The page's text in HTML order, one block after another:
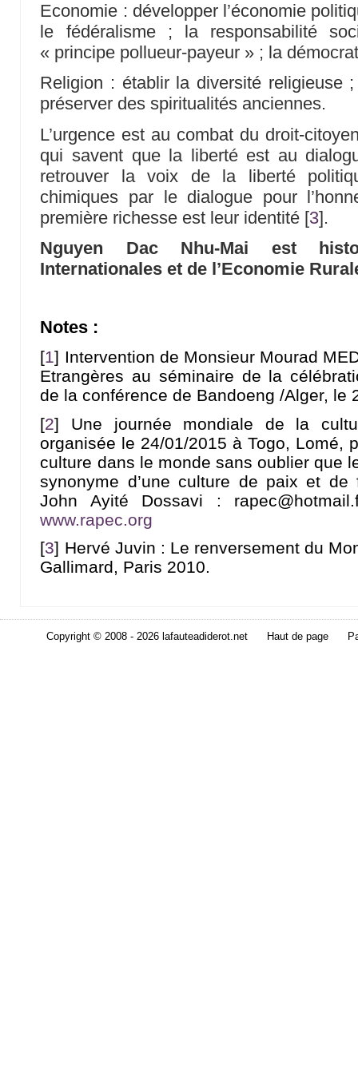
Economie : développer l’économie
le fédéralisme ; la responsabilité
« principe pollueur-payeur » ; la
Religion : établir la diversité religieuse
préserver des spiritualités anciennes.
L’urgence est au combat du droit-
qui savent que la liberté est au
retrouver la voix de la liberté
chimiques par le dialogue pour
première richesse est leur identité [3].
Nguyen Dac Nhu-Mai est
Internationales et de l’Economie
Notes :
[1] Intervention de Monsieur Mourad
Etrangères au séminaire de la
de la conférence de Bandoeng /Alger, le
[2] Une journée mondiale de la
organisée le 24/01/2015 à Togo, Lomé,
culture dans le monde sans oublier que
synonyme d’une culture de paix et de
John Ayité Dossavi :
www.rapec.org
[3] Hervé Juvin : Le renversement du
Gallimard, Paris 2010.
Copyright © 2008 - 2026 lafauteadiderot.net Haut de page